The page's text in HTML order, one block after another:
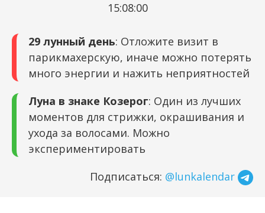
15:08:00
29 лунный день: Отложите визит в
парикмахерскую, иначе можно потерять
много энергии и нажить неприятностей
Луна в знаке Козерог: Один из лучших
моментов для стрижки, окрашивания и
ухода за волосами. Можно
экспериментировать
Подписаться: @lunkalendar